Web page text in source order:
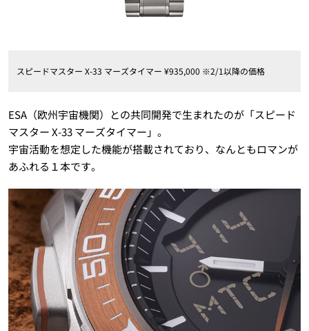
スピードマスター X-33 マーズタイマー ¥935,000 ※2/1以降の価格
ESA（欧州宇宙機関）との共同開発で生まれたのが「スピード
マスター X-33 マーズタイマー」。
宇宙活動を想定した機能が搭載されており、なんともロマンが
あふれる１本です。